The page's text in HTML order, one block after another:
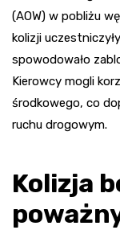
(AOW) w pobliżu
kolizji
spowodowało
Kierowcy mogli
środkowego, co
ruchu drogowym.
Kolizja